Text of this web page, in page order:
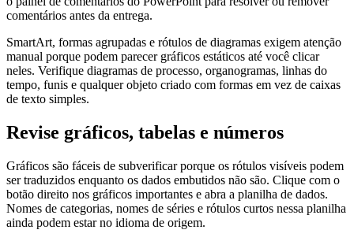
comentários antes da entrega.
SmartArt, formas agrupadas e rótulos de diagramas exigem atenção
manual porque podem parecer gráficos estáticos até você clicar
neles. Verifique diagramas de processo, organogramas, linhas do
tempo, funis e qualquer objeto criado com formas em vez de caixas
de texto simples.
Revise gráficos, tabelas e números
Gráficos são fáceis de subverificar porque os rótulos visíveis podem
ser traduzidos enquanto os dados embutidos não são. Clique com o
botão direito nos gráficos importantes e abra a planilha de dados.
Nomes de categorias, nomes de séries e rótulos curtos nessa planilha
ainda podem estar no idioma de origem.